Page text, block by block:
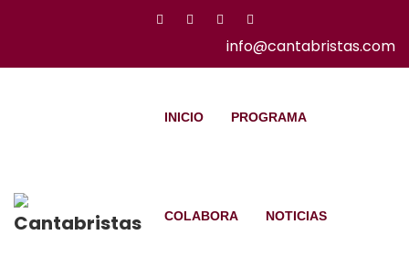
info@cantabristas.com
INICIO PROGRAMA
COLABORA NOTICIAS